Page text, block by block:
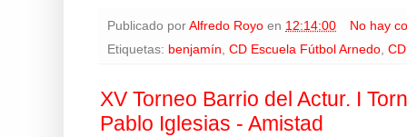
Publicado por Alfredo Royo en 12:14:00
No hay
Etiquetas: benjamín, CD Escuela Fútbol Arnedo,
XV Torneo Barrio del Actur. I
Pablo Iglesias - Amistad